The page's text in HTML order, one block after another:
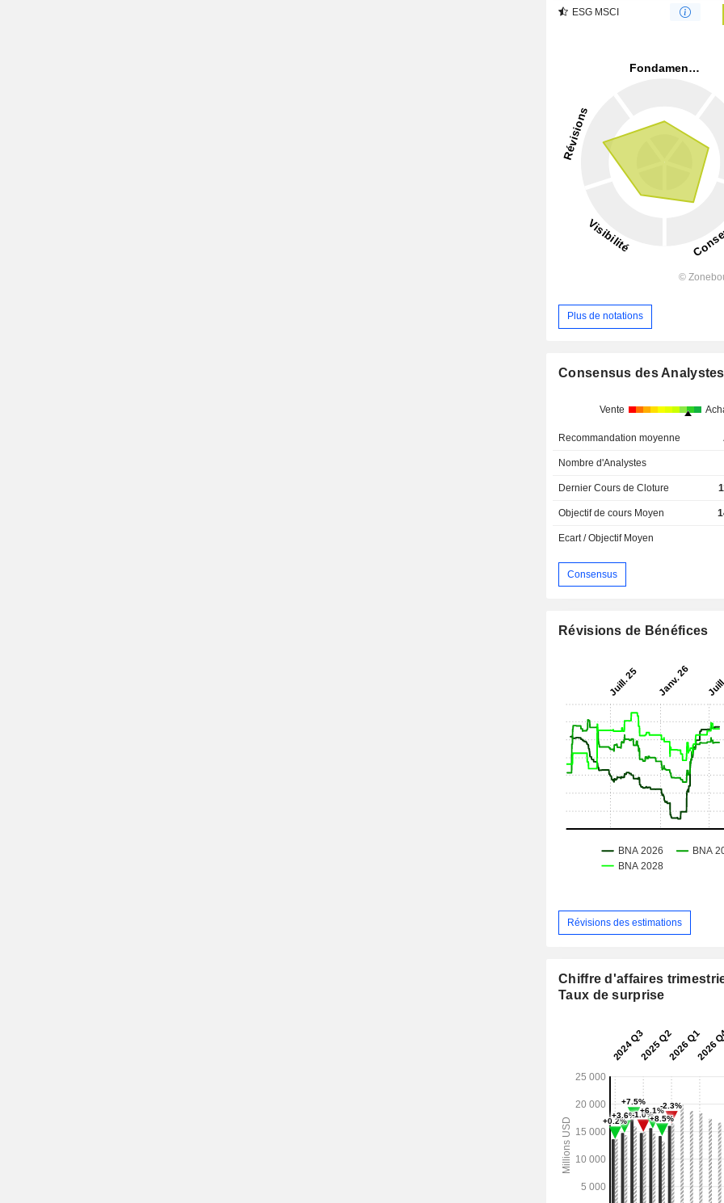
ESG MSCI
Plus de notations
Consensus des Analystes
Vente
Recommandation moyenne
Nombre d'Analystes
Dernier Cours de Cloture
Objectif de cours Moyen
Ecart / Objectif Moyen
Consensus
Révisions de Bénéfices
Révisions des estimations
Chiffre d'affaires
Taux de surprise